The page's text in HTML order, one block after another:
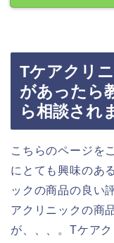
Tケアクリ
があったら
ら相談され
こちらのページを
にとても興味のあ
ックの商品の良い
アクリニックの商
が、、、。Tケア